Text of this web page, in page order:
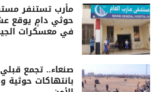
مأرب تستنفر
حوثي دامٍ يوقع
في معسكرات
صنعاء.. تجمع
بانتهاكات حوثية